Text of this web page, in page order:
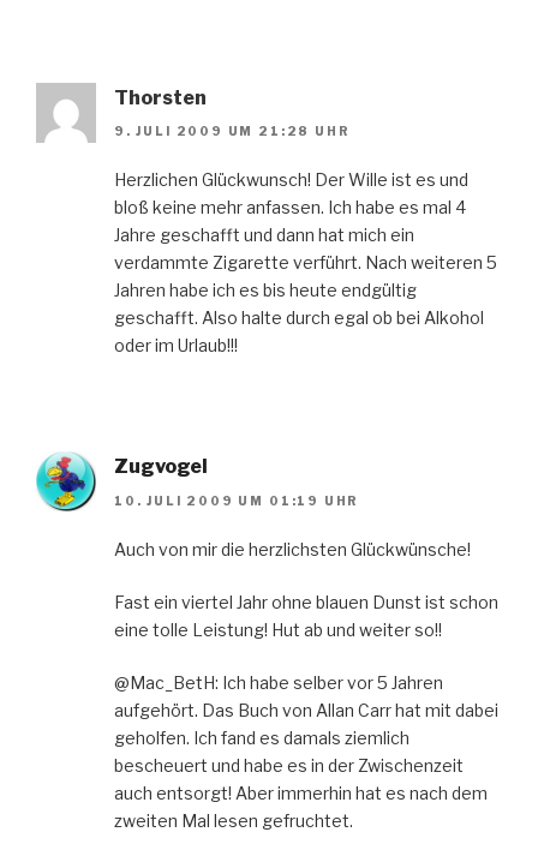
Thorsten
9. JULI 2009 UM 21:28 UHR
Herzlichen Glückwunsch! Der Wille ist es und
bloß keine mehr anfassen. Ich habe es mal 4
Jahre geschafft und dann hat mich ein
verdammte Zigarette verführt. Nach weiteren 5
Jahren habe ich es bis heute endgültig
geschafft. Also halte durch egal ob bei Alkohol
oder im Urlaub!!!
Zugvogel
10. JULI 2009 UM 01:19 UHR
Auch von mir die herzlichsten Glückwünsche!
Fast ein viertel Jahr ohne blauen Dunst ist schon
eine tolle Leistung! Hut ab und weiter so!!
@Mac_BetH: Ich habe selber vor 5 Jahren
aufgehört. Das Buch von Allan Carr hat mit dabei
geholfen. Ich fand es damals ziemlich
bescheuert und habe es in der Zwischenzeit
auch entsorgt! Aber immerhin hat es nach dem
zweiten Mal lesen gefruchtet.